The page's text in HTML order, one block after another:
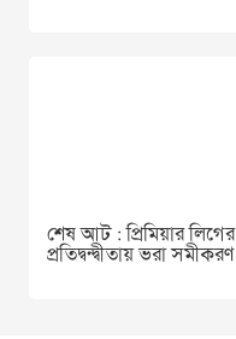
শেষ আট : প্রিমিয়ার লিগের
প্রতিদ্বন্দ্বীতায় ভরা সমীকরণ